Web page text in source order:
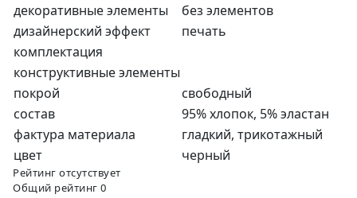
декоративные элементы
без элементов
дизайнерский эффект
печать
комплектация
конструктивные элементы
покрой
свободный
состав
95% хлопок, 5% эластан
фактура материала
гладкий, трикотажный
цвет
черный
Рейтинг отсутствует
Общий рейтинг 0